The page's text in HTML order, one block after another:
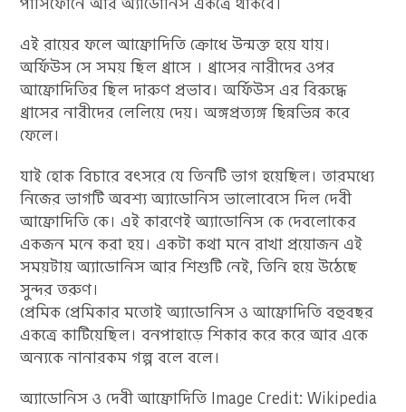
এই রায়ের ফলে আফ্রোদিতি ক্রোধে উন্মক্ত হয়ে যায়।
অর্ফিউস সে সময় ছিল থ্রাসে । থ্রাসের নারীদের ওপর
আফ্রোদিতির ছিল দারুণ প্রভাব। অর্ফিউস এর বিরুদ্ধে
থ্রাসের নারীদের লেলিয়ে দেয়। অঙ্গপ্রত্যঙ্গ ছিন্নভিন্ন করে
ফেলে।
যাই হোক বিচারে বৎসরে যে তিনটি ভাগ হয়েছিল। তারমধ্যে
নিজের ভাগটি অবশ্য অ্যাডোনিস ভালোবেসে দিল দেবী
আফ্রোদিতি কে। এই কারণেই অ্যাডোনিস কে দেবলোকের
একজন মনে করা হয়। একটা কথা মনে রাখা প্রয়োজন এই
সময়টায় অ্যাডোনিস আর শিশুটি নেই, তিনি হয়ে উঠেছে
সুন্দর তরুণ।
প্রেমিক প্রেমিকার মতোই অ্যাডোনিস ও আফ্রোদিতি বহুবছর
একত্রে কাটিয়েছিল। বনপাহাড়ে শিকার করে করে আর একে
অন্যকে নানারকম গল্প বলে বলে।
অ্যাডোনিস ও দেবী আফ্রোদিতি Image Credit: Wikipedia